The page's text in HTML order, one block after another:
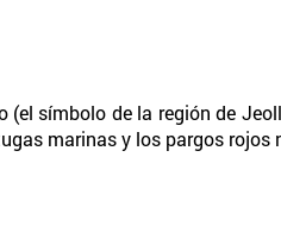
(el símbolo de la región de
marinas y los pargos